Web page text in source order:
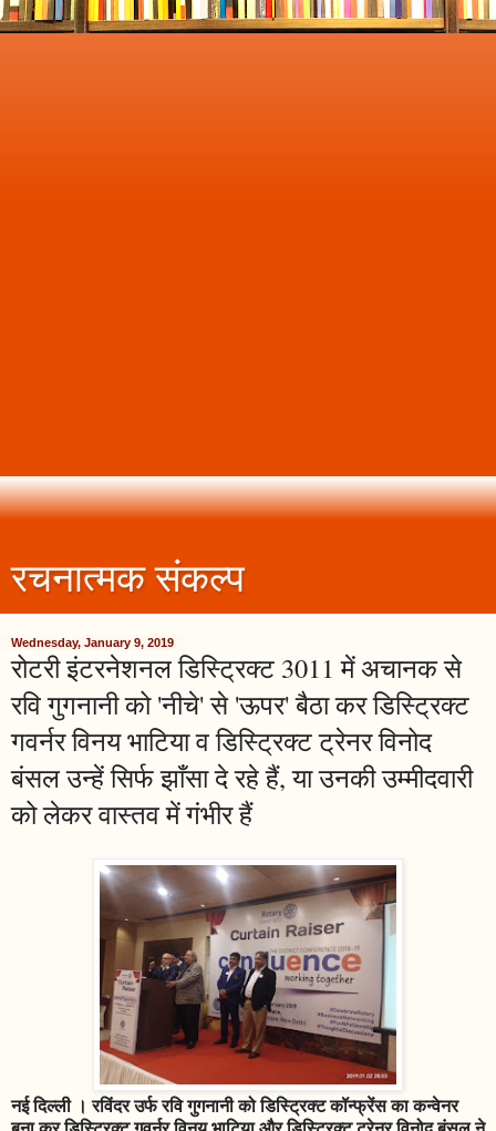
रचनात्मक संकल्प
Wednesday, January 9, 2019
रोटरी इंटरनेशनल डिस्ट्रिक्ट 3011 में अचानक से
रवि गुगनानी को 'नीचे' से 'ऊपर' बैठा कर डिस्ट्रिक्ट
गवर्नर विनय भाटिया व डिस्ट्रिक्ट ट्रेनर विनोद
बंसल उन्हें सिर्फ झाँसा दे रहे हैं, या उनकी उम्मीदवारी
को लेकर वास्तव में गंभीर हैं
नई दिल्ली । रविंदर उर्फ रवि गुगनानी को डिस्ट्रिक्ट कॉन्फ्रेंस का कन्वेनर